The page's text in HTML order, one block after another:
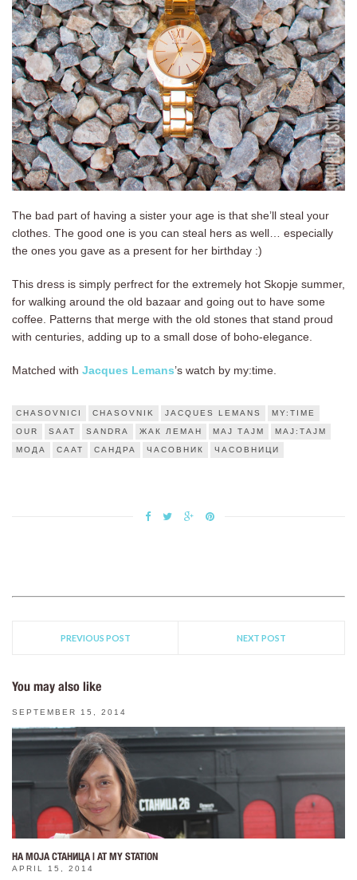
The bad part of having a sister your age is that she’ll steal your
clothes. The good one is you can steal hers as well… especially
the ones you gave as a present for her birthday :)
This dress is simply perfrect for the extremely hot Skopje summer,
for walking around the old bazaar and going out to have some
coffee. Patterns that merge with the old stones that stand proud
with centuries, adding up to a small dose of boho-elegance.
Matched with Jacques Lemans’s watch by my:time.
CHASOVNICI CHASOVNIK JACQUES LEMANS MY:TIME
OUR SAAT SANDRA ЖАК ЛЕМАН МАЈ ТАЈМ МАЈ:ТАЈМ
МОДА СААТ САНДРА ЧАСОВНИК ЧАСОВНИЦИ
PREVIOUS POST NEXT POST
You may also like
SEPTEMBER 15, 2014
НА МОЈА СТАНИЦА | AT MY STATION
APRIL 15, 2014